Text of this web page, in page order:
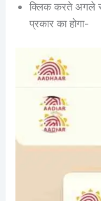
क्लिक करते अगले
प्रकार का होगा-